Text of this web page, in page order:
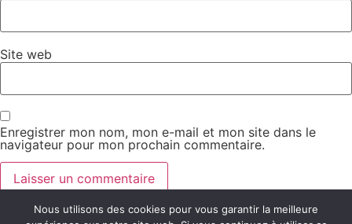
Site web
Enregistrer mon nom, mon e-mail et mon site dans le
navigateur pour mon prochain commentaire.
Nous utilisons des cookies pour vous garantir la meilleure